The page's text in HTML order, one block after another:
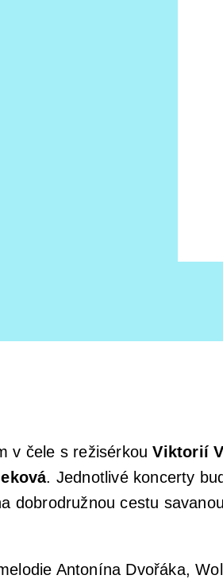
v čele s režisérkouViktorií
. Jednotlivé koncerty
dobrodružnou cestu
Antonína Dvořáka,